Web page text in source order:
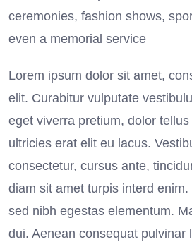
ceremonies, fashion shows,
even a memorial service
Lorem ipsum dolor sit amet,
elit. Curabitur vulputate
eget viverra pretium, dolor
ultricies erat elit eu lacus.
consectetur, cursus ante,
diam sit amet turpis interd
sed nibh egestas elementum.
dui. Aenean consequat pulvinar